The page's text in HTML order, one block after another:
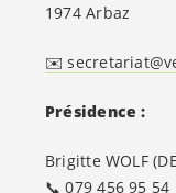
1974 Arbaz
✉️
Présidence :
Brigitte WOLF
📞 079 456 95 54